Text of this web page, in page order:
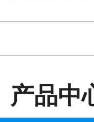
产品中